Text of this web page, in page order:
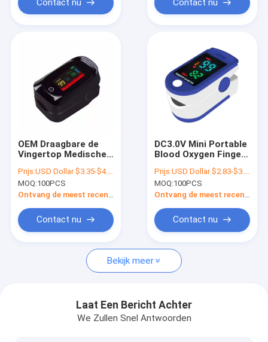
Producten
Over ons
Contacteer ons
Klimaatkamer
niet geweven stof
Vacuümverpakking
Trillingstestmachine
Contact nu Contact nu
OEM Draagbare de
Vingertop Medische
het Huisgebruik
Prijs:USD Dollar $3.35-$4.32/set
MOQ:100PCS
Ontvang de meest recente Prijs
Contact nu
DC3.0V Mini Portable
Blood Oxygen Finger-
Vertoning
Prijs:USD Dollar $2.83-$3.35/set
MOQ:100PCS
Ontvang de meest recente Prijs
Contact nu
Bekijk meer
Laat Een Bericht Achter
We Zullen Snel Antwoorden